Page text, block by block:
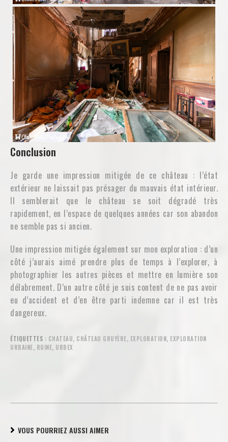
Conclusion
Je garde une impression mitigée de ce château : l’état
extérieur ne laissait pas présager du mauvais état intérieur.
Il semblerait que le château se soit dégradé très
rapidement, en l’espace de quelques années car son abandon
ne semble pas si ancien.
Une impression mitigée également sur mon exploration : d’un
côté j’aurais aimé prendre plus de temps à l’explorer, à
photographier les autres pièces et mettre en lumière son
délabrement. D’un autre côté je suis content de ne pas avoir
eu d’accident et d’en être parti indemne car il est très
dangereux.
ÉTIQUETTES : CHATEAU CHÂTEAU GRUYÈRE EXPLORATION EXPLORATION
URBAINE RUINE URBEX
VOUS POURRIEZ AUSSI AIMER